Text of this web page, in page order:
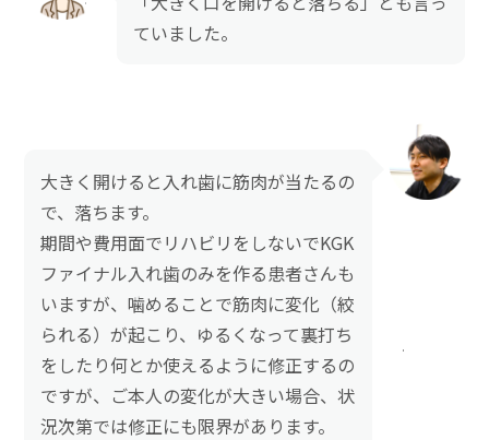
ていました。
大きく開けると入れ歯に筋肉が当たるの
で、落ちます。
期間や費用面でリハビリをしないでKGK
ファイナル入れ歯のみを作る患者さんも
いますが、噛めることで筋肉に変化（絞
られる）が起こり、ゆるくなって裏打ち
をしたり何とか使えるように修正するの
ですが、ご本人の変化が大きい場合、状
況次第では修正にも限界があります。